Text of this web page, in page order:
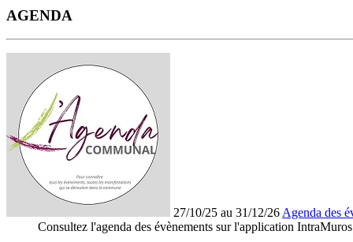
AGENDA
27/10/25 au 31/12/26 Agenda des
Consultez l'agenda des évènements sur l'application IntraMuros